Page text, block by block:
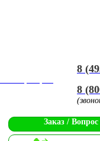
8
8
Заказ / Вопрос